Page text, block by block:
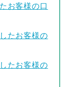
お客様の口
たお客様の
たお客様の